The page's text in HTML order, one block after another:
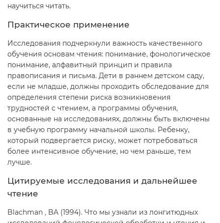
научиться читать.
Практическое применение
Исследования подчеркнули важность качественного
обучения основам чтения: понимание, фонологическое
понимание, алфавитный принцип и правила
правописания и письма. Дети в раннем детском саду,
если не младше, должны проходить обследование для
определения степени риска возникновения
трудностей с чтением, а программы обучения,
основанные на исследованиях, должны быть включены
в учебную программу начальной школы. Ребенку,
который подвергается риску, может потребоваться
более интенсивное обучение, но чем раньше, тем
лучше.
Цитируемые исследования и дальнейшее
чтение
Blachman , BA (1994). Что мы узнали из лонгитюдных